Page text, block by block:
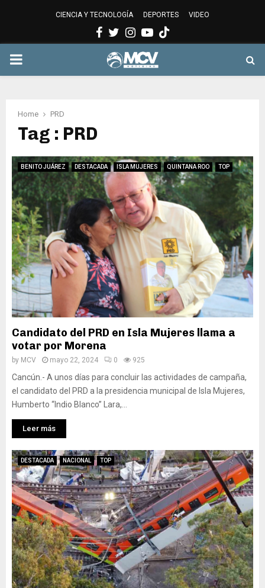
CIENCIA Y TECNOLOGÍA DEPORTES VIDEO
Facebook
Twitter
Instagram
Youtube
PRIMARY
Home PRD
Tag : PRD
BENITO JUÁREZ DESTACADA ISLA MUJERES QUINTANA ROO TOP
Candidato del PRD en Isla Mujeres llama a
votar por Morena
by MCV mayo 22, 2024 0 925
Cancún.- A unos días para concluir las actividades de campaña,
el candidato del PRD a la presidencia municipal de Isla Mujeres,
Humberto “Indio Blanco” Lara,...
Leer más
DESTACADA NACIONAL TOP